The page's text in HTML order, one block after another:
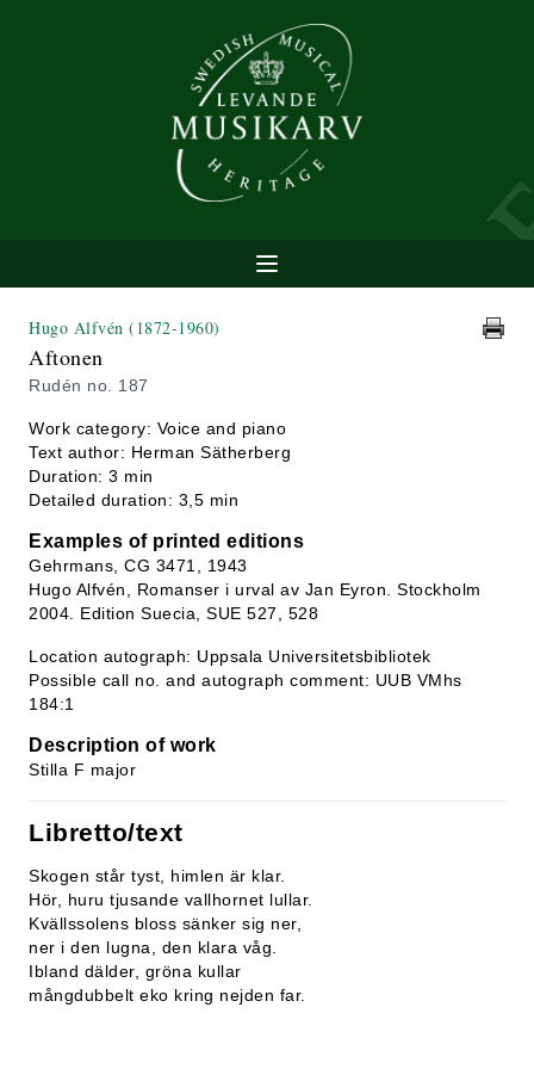
Hugo Alfvén (1872-1960)
Aftonen
Rudén no. 187
Work category: Voice and piano
Text author: Herman Sätherberg
Duration: 3 min
Detailed duration: 3,5 min
Examples of printed editions
Gehrmans, CG 3471, 1943
Hugo Alfvén, Romanser i urval av Jan Eyron. Stockholm
2004. Edition Suecia, SUE 527, 528
Location autograph: Uppsala Universitetsbibliotek
Possible call no. and autograph comment: UUB VMhs
184:1
Description of work
Stilla F major
Libretto/text
Skogen står tyst, himlen är klar.
Hör, huru tjusande vallhornet lullar.
Kvällssolens bloss sänker sig ner,
ner i den lugna, den klara våg.
Ibland dälder, gröna kullar
mångdubbelt eko kring nejden far.